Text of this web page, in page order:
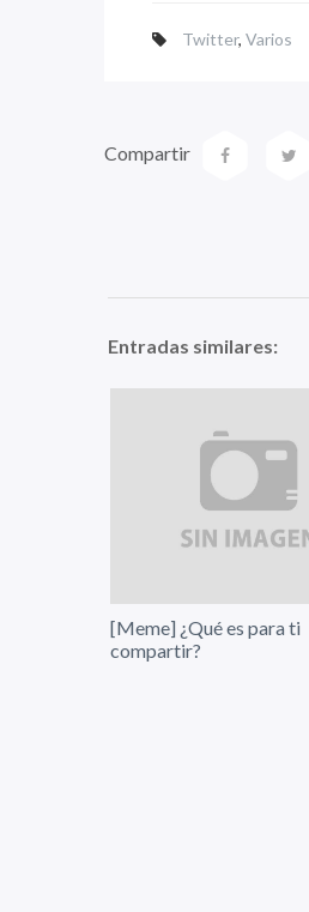
Twitter, Varios
Compartir
Entradas similares:
[Meme] ¿Qué es para ti
compartir?